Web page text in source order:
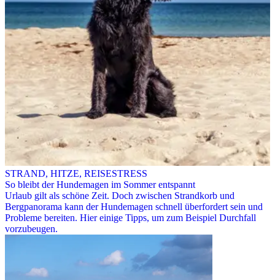
STRAND, HITZE, REISESTRESS
So bleibt der Hundemagen im Sommer entspannt
Urlaub gilt als schöne Zeit. Doch zwischen Strandkorb und
Bergpanorama kann der Hundemagen schnell überfordert sein und
Probleme bereiten. Hier einige Tipps, um zum Beispiel Durchfall
vorzubeugen.